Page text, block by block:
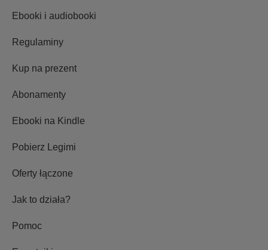
Ebooki i audiobooki
Regulaminy
Kup na prezent
Abonamenty
Ebooki na Kindle
Pobierz Legimi
Oferty łączone
Jak to działa?
Pomoc